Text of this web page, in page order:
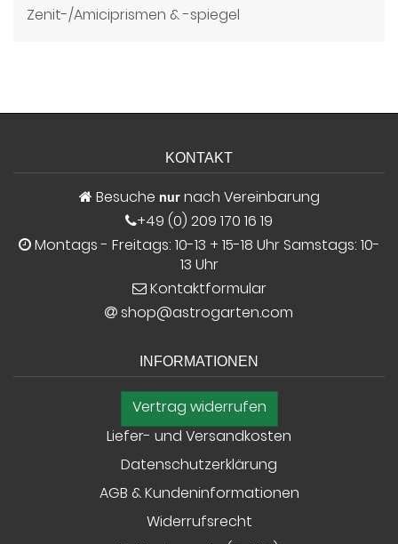
Zenit-/Amiciprismen & -spiegel
KONTAKT
Besuche nurnach Vereinbarung
+49 (0) 209 170 16 19
Montags - Freitags: 10-13 + 15-18 Uhr Samstags: 10-
13 Uhr
Kontaktformular
shop@astrogarten.com
INFORMATIONEN
Vertrag widerrufen
Liefer- und Versandkosten
Datenschutzerklärung
AGB & Kundeninformationen
Widerrufsrecht